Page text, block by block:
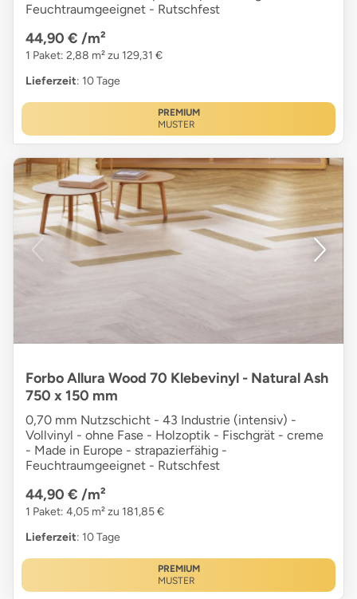
Feuchtraumgeeignet - Rutschfest
44,90 € /m²
1 Paket: 2,88 m² zu 129,31 €
Lieferzeit: 10 Tage
PREMIUM
MUSTER
Forbo Allura Wood 70 Klebevinyl - Natural Ash
750 x 150 mm
0,70 mm Nutzschicht - 43 Industrie (intensiv) -
Vollvinyl - ohne Fase - Holzoptik - Fischgrät - creme
- Made in Europe - strapazierfähig -
Feuchtraumgeeignet - Rutschfest
44,90 € /m²
1 Paket: 4,05 m² zu 181,85 €
Lieferzeit: 10 Tage
PREMIUM
MUSTER